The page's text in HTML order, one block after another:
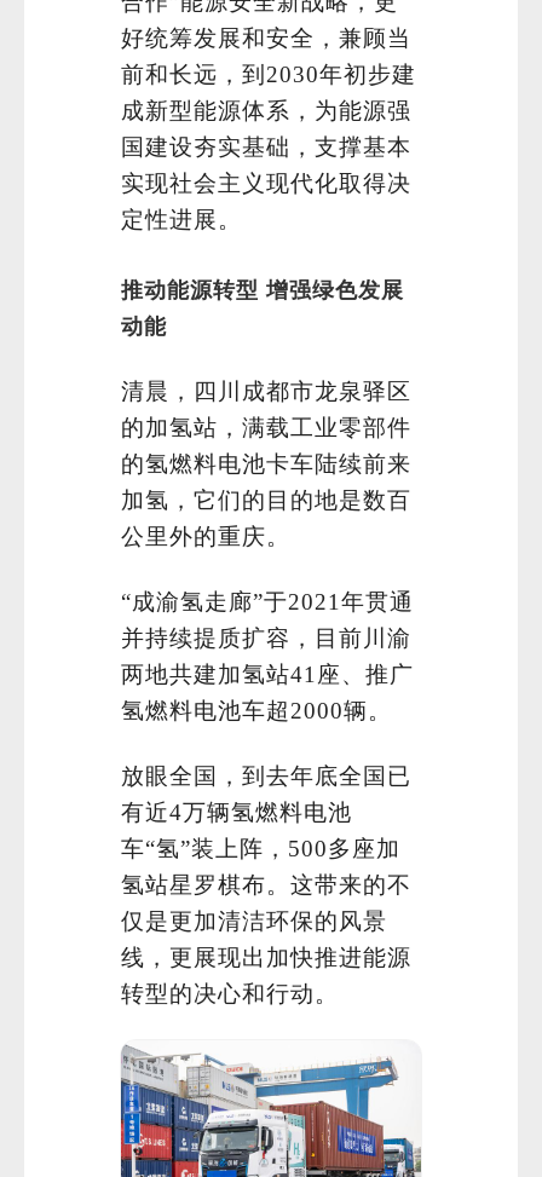
好统筹发展和安全，兼顾当
前和长远，到2030年初步建
成新型能源体系，为能源强
国建设夯实基础，支撑基本
实现社会主义现代化取得决
定性进展。
推动能源转型 增强绿色发展
动能
清晨，四川成都市龙泉驿区
的加氢站，满载工业零部件
的氢燃料电池卡车陆续前来
加氢，它们的目的地是数百
公里外的重庆。
“成渝氢走廊”于2021年贯通
并持续提质扩容，目前川渝
两地共建加氢站41座、推广
氢燃料电池车超2000辆。
放眼全国，到去年底全国已
有近4万辆氢燃料电池
车“氢”装上阵，500多座加
氢站星罗棋布。这带来的不
仅是更加清洁环保的风景
线，更展现出加快推进能源
转型的决心和行动。